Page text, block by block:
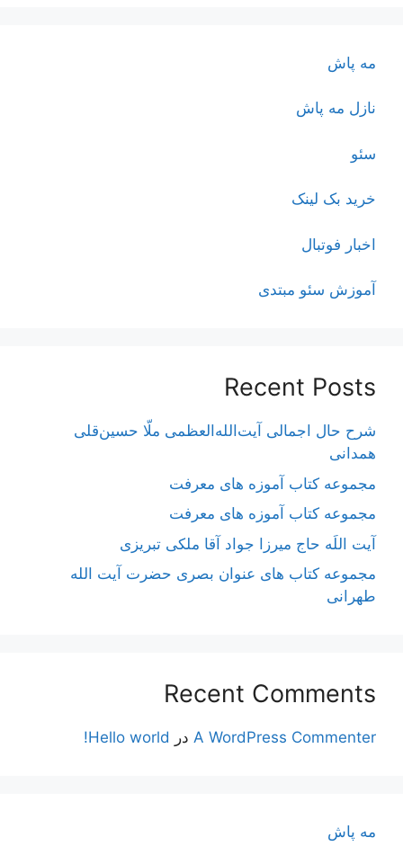
مه پاش
نازل مه پاش
سئو
خرید بک لینک
اخبار فوتبال
آموزش سئو مبتدی
Recent Posts
شرح حال اجمالی آیت‌الله‌العظمی ملّا حسین‌قلی
همدانی
مجموعه کتاب آموزه های معرفت
مجموعه کتاب آموزه های معرفت
آیت اللَه حاج میرزا جواد آقا ملکی تبریزی
مجموعه کتاب های عنوان بصری حضرت آیت الله
طهرانی
Recent Comments
A WordPress Commenter در Hello world!
مه پاش